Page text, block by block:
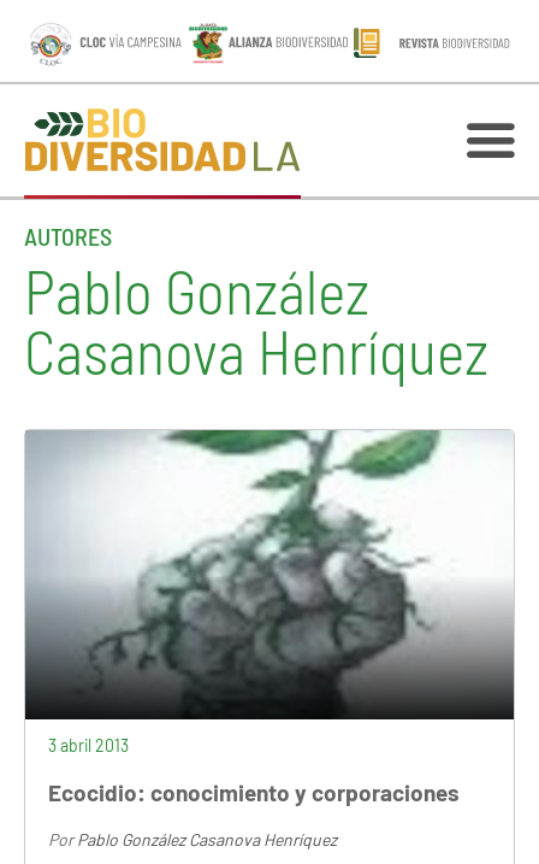
AUTORES
Pablo González
Casanova Henríquez
3 abril 2013
Ecocidio: conocimiento y corporaciones
PorPablo González Casanova Henríquez